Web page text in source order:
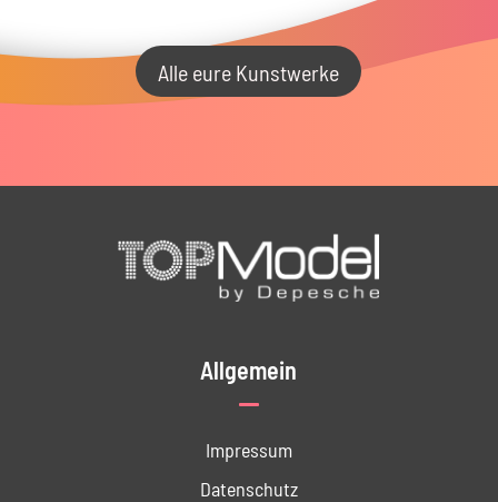
Alle eure Kunstwerke
Allgemein
Impressum
Datenschutz